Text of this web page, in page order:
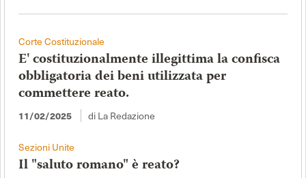
Corte Costituzionale
E' costituzionalmente illegittima la confisca
obbligatoria dei beni utilizzata per
commettere reato.
11/02/2025 di La Redazione
Sezioni Unite
Il "saluto romano" è reato?